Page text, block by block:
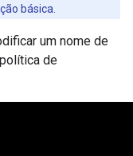
básica.
um nome de
de